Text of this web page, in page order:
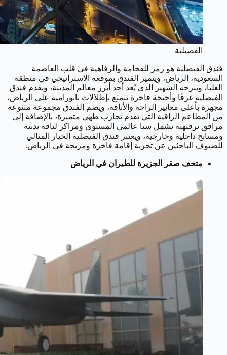
الفصيلية
فندق الفيصلية هو رمز للفخامة والرفاهية في قلب العاصمة
السعودية، الرياض، ويتميز الفندق بموقعه الاستراتيجي في منطقة
العليا، وببرجه الشهير الذي يُعد أحد أبرز معالم المدينة، ويقدم فندق
الفيصلية غرفًا وأجنحة فاخرة تتمتع بإطلالات بانورامية على الرياض،
مجهزة بأعلى معايير الراحة والأناقة، ويضم الفندق مجموعة متنوعة
من المطاعم الراقية التي تقدم تجارب طهي متميزة، بالإضافة إلى
مرافق ترفيهية تشمل سبا عالمي المستوى ومراكز لياقة بدنية
ومسابح داخلية وخارجية، ويعتبر فندق الفيصلية الخيار المثالي
للضيوف الباحثين عن تجربة إقامة فاخرة ومريحة في الرياض.
متحف صقر الجزيرة للطيران في الرياض